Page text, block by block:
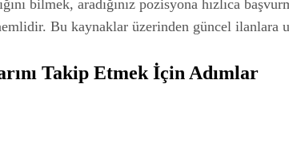
bilmek, aradığınız pozisyona hızlıca
Bu kaynaklar üzerinden güncel ilanlara
Takip Etmek İçin Adımlar